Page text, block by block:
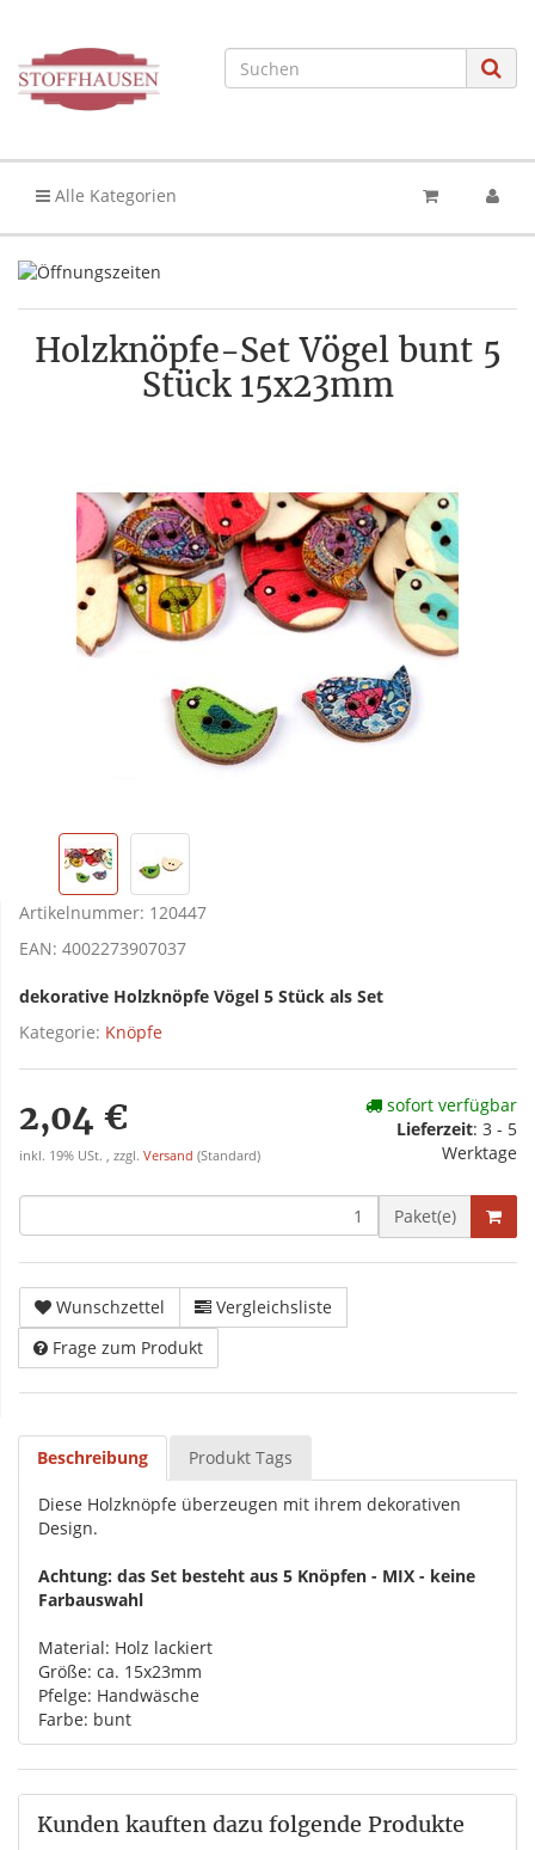
Alle Kategorien
Holzknöpfe-Set Vögel bunt 5
Stück 15x23mm
Artikelnummer: 120447
EAN: 4002273907037
dekorative Holzknöpfe Vögel 5 Stück als Set
Kategorie: Knöpfe
2,04 €
inkl. 19% USt. , zzgl. Versand (Standard)
sofort verfügbar
Lieferzeit: 3 - 5
Werktage
Paket(e)
Wunschzettel
Vergleichsliste
Frage zum Produkt
Beschreibung Produkt Tags
Diese Holzknöpfe überzeugen mit ihrem dekorativen
Design.
Achtung: das Set besteht aus 5 Knöpfen - MIX - keine
Farbauswahl
Material: Holz lackiert
Größe: ca. 15x23mm
Pfelge: Handwäsche
Farbe: bunt
Kunden kauften dazu folgende Produkte